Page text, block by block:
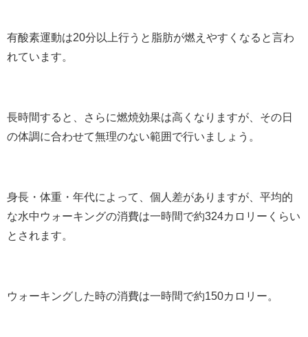
有酸素運動は20分以上行うと脂肪が燃えやすくなると言わ
れています。
長時間すると、さらに燃焼効果は高くなりますが、その日
の体調に合わせて無理のない範囲で行いましょう。
身長・体重・年代によって、個人差がありますが、平均的
な水中ウォーキングの消費は一時間で約324カロリーくらい
とされます。
ウォーキングした時の消費は一時間で約150カロリー。